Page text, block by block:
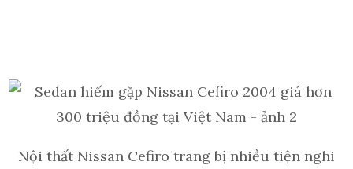
Nội thất Nissan Cefiro trang bị nhiều tiện nghi